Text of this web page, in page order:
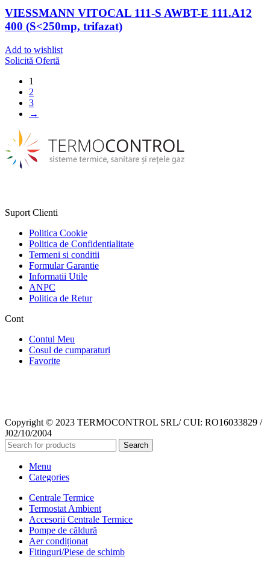
VIESSMANN VITOCAL 111-S AWBT-E 111.A12
400 (S<250mp, trifazat)
Add to wishlist
Solicită Ofertă
1
2
3
→
Suport Clienti
Politica Cookie
Politica de Confidentialitate
Termeni si conditii
Formular Garantie
Informatii Utile
ANPC
Politica de Retur
Cont
Contul Meu
Cosul de cumparaturi
Favorite
Copyright © 2023 TERMOCONTROL SRL/ CUI: RO16033829 /
J02/10/2004
Search
Menu
Categories
Centrale Termice
Termostat Ambient
Accesorii Centrale Termice
Pompe de căldură
Aer condiționat
Fitinguri/Piese de schimb